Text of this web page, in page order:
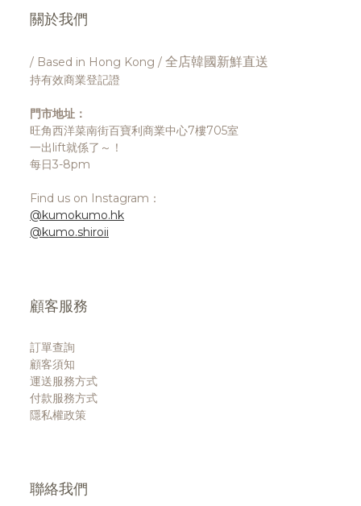
關於我們
/ Based in Hong Kong / 全店韓國新鮮直送
持有效商業登記證
門市地址：
旺角西洋菜南街百寶利商業中心7樓705室
一出lift就係了～！
每日3-8pm
Find us on Instagram：
@kumokumo.hk
@kumo.shiroii
顧客服務
訂單查詢
顧客須知
運送服務方式
付款服務方式
隱私權政策
聯絡我們